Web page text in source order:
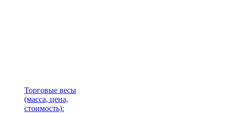
Торговые весы
(масса, цена,
стоимость):